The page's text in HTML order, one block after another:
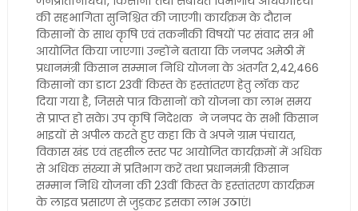
की सहभागिता सुनिश्चित की जाएगी। कार्यक्रम के दौरान
किसानों के साथ कृषि एवं तकनीकी विषयों पर संवाद सत्र भी
आयोजित किया जाएगा। उन्होंने बताया कि जनपद अमेठी में
प्रधानमंत्री किसान सम्मान निधि योजना के अंतर्गत 2,42,466
किसानों का डाटा 23वीं किस्त के हस्तांतरण हेतु लॉक कर
दिया गया है, जिससे पात्र किसानों को योजना का लाभ समय
से प्राप्त हो सके। उप कृषि निदेशक ने जनपद के सभी किसान
भाइयों से अपील करते हुए कहा कि वे अपने ग्राम पंचायत,
विकास खंड एवं तहसील स्तर पर आयोजित कार्यक्रमों में अधिक
से अधिक संख्या में प्रतिभाग करें तथा प्रधानमंत्री किसान
सम्मान निधि योजना की 23वीं किस्त के हस्तांतरण कार्यक्रम
के लाइव प्रसारण से जुड़कर इसका लाभ उठाएं।